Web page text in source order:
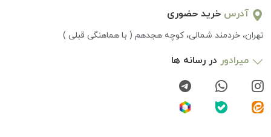
آدرس خرید حضوری
تهران، خردمند شمالی، کوچه هجدهم ( با هماهنگی قبلی )
میرادور در رسانه ها